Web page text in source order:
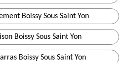
Boissy Sous Saint Yon
Boissy Sous Saint Yon
Boissy Sous Saint Yon